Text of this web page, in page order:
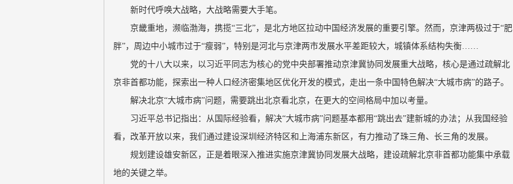
新时代呼唤大战略，大战略需要大手笔。
京畿重地，濒临渤海，携揽“三北”，是北方地区拉动中国经济发展的重要引擎。然而，京津两极过于“肥
胖”，周边中小城市过于“瘦弱”，特别是河北与京津两市发展水平差距较大，城镇体系结构失衡……
党的十八大以来，以习近平同志为核心的党中央部署推动京津冀协同发展重大战略，核心是通过疏解北
京非首都功能，探索出一种人口经济密集地区优化开发的模式，走出一条中国特色解决“大城市病”的路子。
解决北京“大城市病”问题，需要跳出北京看北京，在更大的空间格局中加以考量。
习近平总书记指出：从国际经验看，解决“大城市病”问题基本都用“跳出去”建新城的办法；从我国经验
看，改革开放以来，我们通过建设深圳经济特区和上海浦东新区，有力推动了珠三角、长三角的发展。
规划建设雄安新区，正是着眼深入推进实施京津冀协同发展大战略，建设疏解北京非首都功能集中承载
地的关键之举。